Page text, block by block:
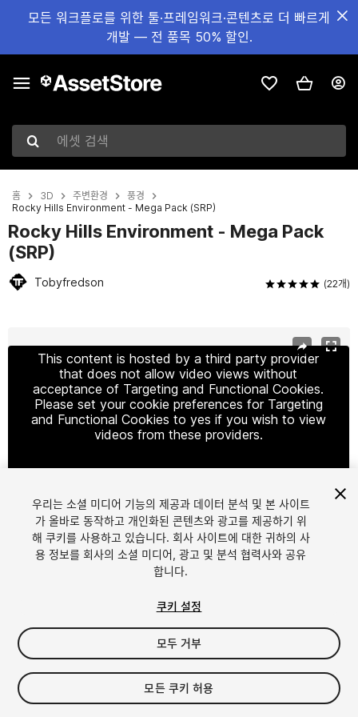
모든 워크플로를 위한 툴·프레임워크·콘텐츠로 더 빠르게
개발 — 전 품목 50% 할인.
에셋 검색
홈 3D 주변환경
풍경
Rocky Hills Environment - Mega Pack (SRP)
Rocky Hills Environment - Mega Pack
(SRP)
Tobyfredson (22개)
This content is hosted by a third party provider
that does not allow video views without
acceptance of Targeting and Functional Cookies.
Please set your cookie preferences for Targeting
and Functional Cookies to yes if you wish to view
videos from these providers.
Cookie Settings
1/50
$60
세금/부가세는 결제 시 반영됩니다.
우리는 소셜 미디어 기능의 제공과 데이터 분석 및 본 사이트
가 올바로 동작하고 개인화된 콘텐츠와 광고를 제공하기 위
해 쿠키를 사용하고 있습니다. 회사 사이트에 대한 귀하의 사
용 정보를 회사의 소셜 미디어, 광고 및 분석 협력사와 공유
합니다.
쿠키 설정
모두 거부
모든 쿠키 허용